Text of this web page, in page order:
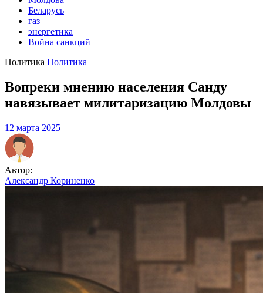
Беларусь
газ
энергетика
Война санкций
Политика Политика
Вопреки мнению населения Санду
навязывает милитаризацию Молдовы
12 марта 2025
Автор:
Александр Кориненко